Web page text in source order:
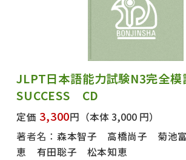
JLPT日本語能力試験N3完全模
SUCCESS CD
定価 3,300円 （本体 3,000 円）
著者名： 森本智子 高橋尚子 菊池
恵 有田聡子 松本知恵